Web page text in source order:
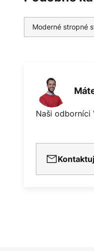
Moderné stropné
Naši odborníci